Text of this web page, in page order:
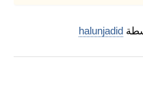
halunjadid